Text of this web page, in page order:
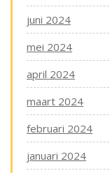
juni 2024
mei 2024
april 2024
maart 2024
februari 2024
januari 2024